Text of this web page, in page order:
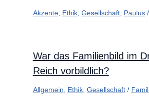
Akzente, Ethik, Gesellschaft, Paulus/
War das Familienbild im
Reich vorbildlich?
Allgemein Ethik, Gesellschaft/